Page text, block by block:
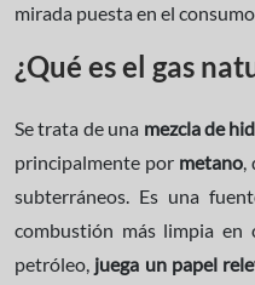
mirada puesta en el
¿Qué es el gas
Se trata de una mezcla de
principalmente por metano,
subterráneos. Es una
combustión más limpia en
petróleo, juega un papel